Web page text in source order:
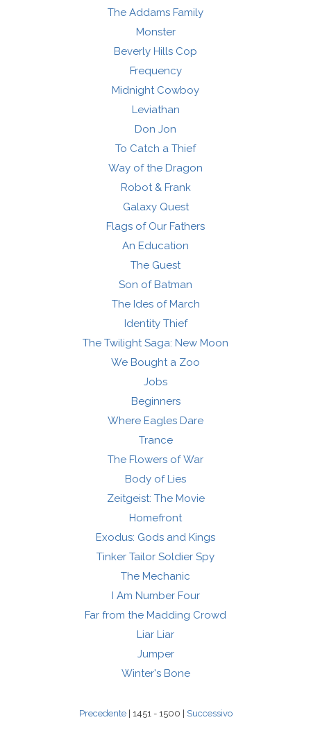
The Addams Family
Monster
Beverly Hills Cop
Frequency
Midnight Cowboy
Leviathan
Don Jon
To Catch a Thief
Way of the Dragon
Robot & Frank
Galaxy Quest
Flags of Our Fathers
An Education
The Guest
Son of Batman
The Ides of March
Identity Thief
The Twilight Saga: New Moon
We Bought a Zoo
Jobs
Beginners
Where Eagles Dare
Trance
The Flowers of War
Body of Lies
Zeitgeist: The Movie
Homefront
Exodus: Gods and Kings
Tinker Tailor Soldier Spy
The Mechanic
I Am Number Four
Far from the Madding Crowd
Liar Liar
Jumper
Winter's Bone
Precedente| 1451 - 1500 | Successivo